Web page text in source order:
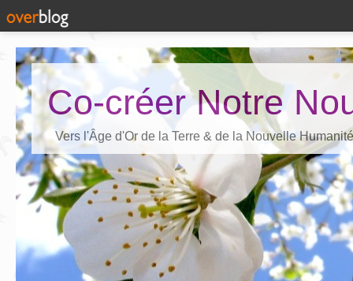
Co-créer Notre
Vers l'Âge d'Or de la Terre & de la Nouvelle Humanité